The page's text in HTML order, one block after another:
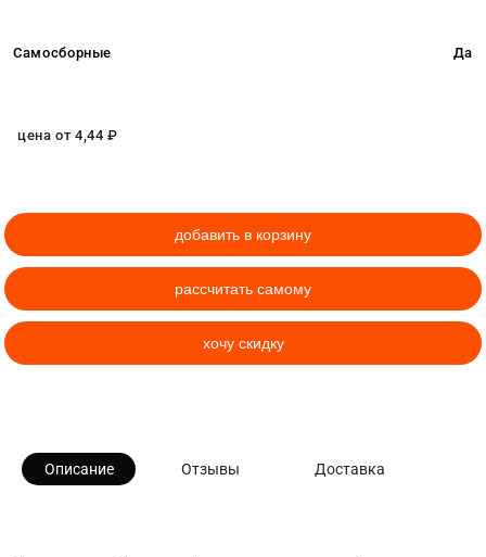
Самосборные Да
цена от4,44 ₽
добавить в корзину
рассчитать самому
хочу скидку
Описание Отзывы Доставка